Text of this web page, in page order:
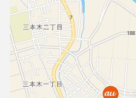
UQ mobile
データチャージサイト